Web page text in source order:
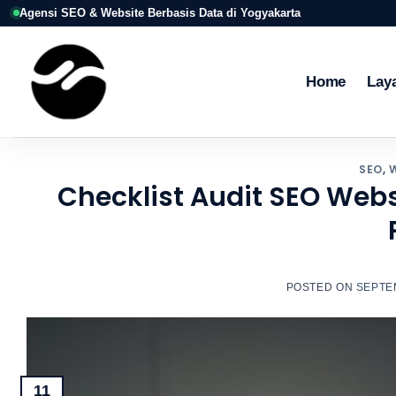
Skip
content
Agensi SEO & Website Berbasis Data di Yogyakarta
Home
SEO,
Checklist Audit SEO
POSTED ON
11